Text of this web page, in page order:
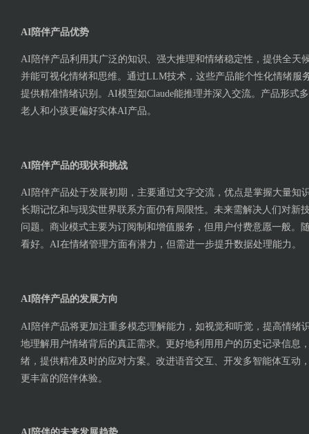
AI陪伴产品优势
AI陪伴产品利用其广泛的知识、强大推理和情绪稳定性，提供全天
并能可视化情绪和思维。通过LLM技术，这些产品能个性化情绪服
提供精准情绪识别。AI模型如Claude能推理并深入交流。产品形式
老人和小孩更偏好实体AI产品。
AI陪伴产品的现状和挑战
AI陪伴产品处于发展初期，主要通过文字交流，优点是掌握大量知
长期记忆和与现实世界联系方面仍有局限性。未来需解决人们对新
问题。商业模式主要为订阅制和增值服务，但用户付费意愿一般。
看好。AI在情绪管理方面有潜力，但需进一步提升数据处理能力。
AI陪伴产品的发展方向
AI陪伴产品将更加注重多模态理解能力，如视觉和听觉，提高情绪
地理解用户情绪背后的真正需求。更好地利用用户的历史记录信息
绪，提供精准及时的应对方案。改进语音交互、开发多智能体互动
更丰富的陪伴体验⁠。